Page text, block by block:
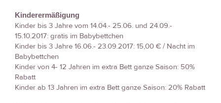
Kinderermäßigung
Kinder bis 3 Jahre vom 14.04.- 25.06. und 24.09.-
15.10.2017: gratis im Babybettchen
Kinder bis 3 Jahre 16.06.- 23.09.2017: 15,00 € / Nacht im
Babybettchen
Kinder von 4- 12 Jahren im extra Bett ganze Saison: 50%
Rabatt
Kinder ab 13 Jahren im extra Bett ganze Saison: 20% Rabatt